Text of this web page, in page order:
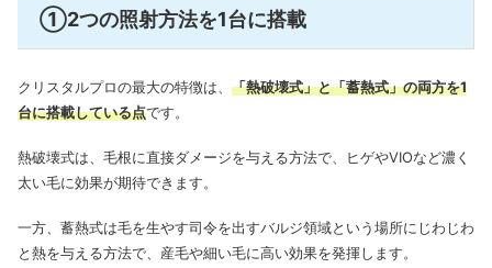
①2つの照射方法を1台に搭載
クリスタルプロの最大の特徴は、 「熱破壊式」と「蓄熱式」の両方を1
台に搭載している点です。
熱破壊式は、毛根に直接ダメージを与える方法で、ヒゲやVIOなど濃く
太い毛に効果が期待できます。
一方、蓄熱式は毛を生やす司令を出すバルジ領域という場所にじわじわ
と熱を与える方法で、産毛や細い毛に高い効果を発揮します。